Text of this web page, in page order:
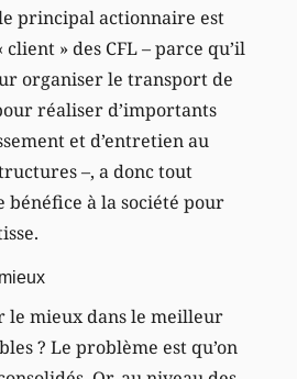
principal actionnaire est
» des CFL – parce qu’il
organiser le transport de
réaliser d’importants
et d’entretien au
–, a donc tout
bénéfice à la société pour
le mieux dans le meilleur
? Le problème est qu’on